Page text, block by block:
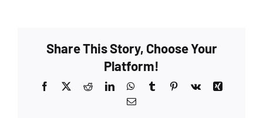
Share This Story, Choose Your
Platform!
Facebook Reddit LinkedInWhatsApp
TumblrPinterest
Vk
E-